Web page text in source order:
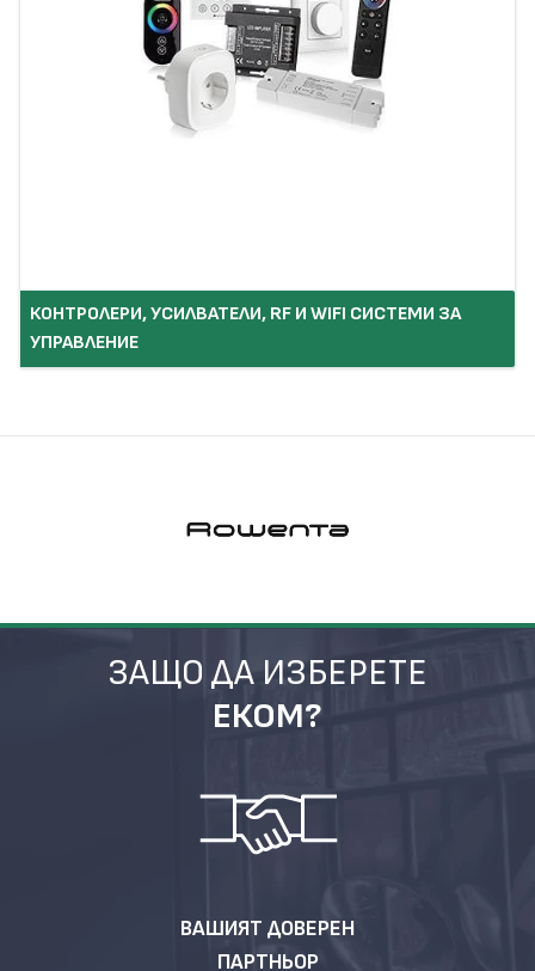
КОНТРОЛЕРИ, УСИЛВАТЕЛИ, RF И WIFI СИСТЕМИ ЗА
УПРАВЛЕНИЕ
ЗАЩО ДА ИЗБЕРЕТЕ
ЕКОМ?
ВАШИЯТ ДОВЕРЕН
ПАРТНЬОР